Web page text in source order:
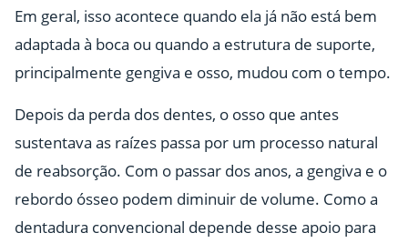
Em geral, isso acontece quando ela já não está bem
adaptada à boca ou quando a estrutura de suporte,
principalmente gengiva e osso, mudou com o tempo.
Depois da perda dos dentes, o osso que antes
sustentava as raízes passa por um processo natural
de reabsorção. Com o passar dos anos, a gengiva e o
rebordo ósseo podem diminuir de volume. Como a
dentadura convencional depende desse apoio para